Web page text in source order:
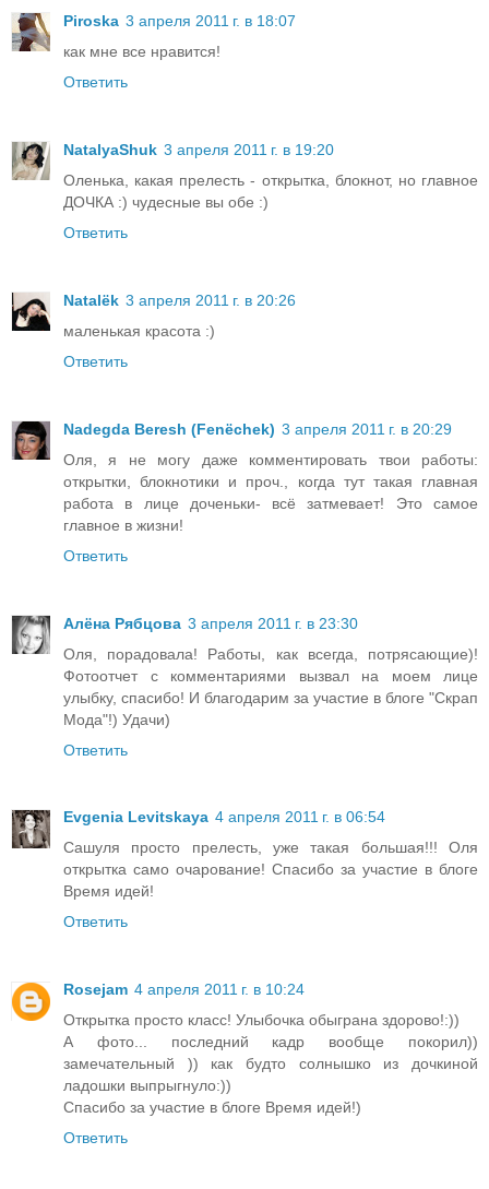
Piroska 3 апреля 2011 г. в 18:07
как мне все нравится!
Ответить
NatalyaShuk 3 апреля 2011 г. в 19:20
Оленька, какая прелесть - открытка, блокнот, но главное
ДОЧКА :) чудесные вы обе :)
Ответить
Natalёk 3 апреля 2011 г. в 20:26
маленькая красота :)
Ответить
Nadegda Beresh (Fenёchek) 3 апреля 2011 г. в 20:29
Оля, я не могу даже комментировать твои работы:
открытки, блокнотики и проч., когда тут такая главная
работа в лице доченьки- всё затмевает! Это самое
главное в жизни!
Ответить
Алёна Рябцова 3 апреля 2011 г. в 23:30
Оля, порадовала! Работы, как всегда, потрясающие)!
Фотоотчет с комментариями вызвал на моем лице
улыбку, спасибо! И благодарим за участие в блоге "Скрап
Мода"!) Удачи)
Ответить
Evgenia Levitskaya 4 апреля 2011 г. в 06:54
Сашуля просто прелесть, уже такая большая!!! Оля
открытка само очарование! Спасибо за участие в блоге
Время идей!
Ответить
Rosejam 4 апреля 2011 г. в 10:24
Открытка просто класс! Улыбочка обыграна здорово!:))
А фото... последний кадр вообще покорил))
замечательный )) как будто солнышко из дочкиной
ладошки выпрыгнуло:))
Спасибо за участие в блоге Время идей!)
Ответить